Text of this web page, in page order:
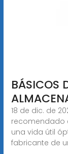
BÁSICOS
18 de dic. de
recomendado
una vida útil
fabricante de